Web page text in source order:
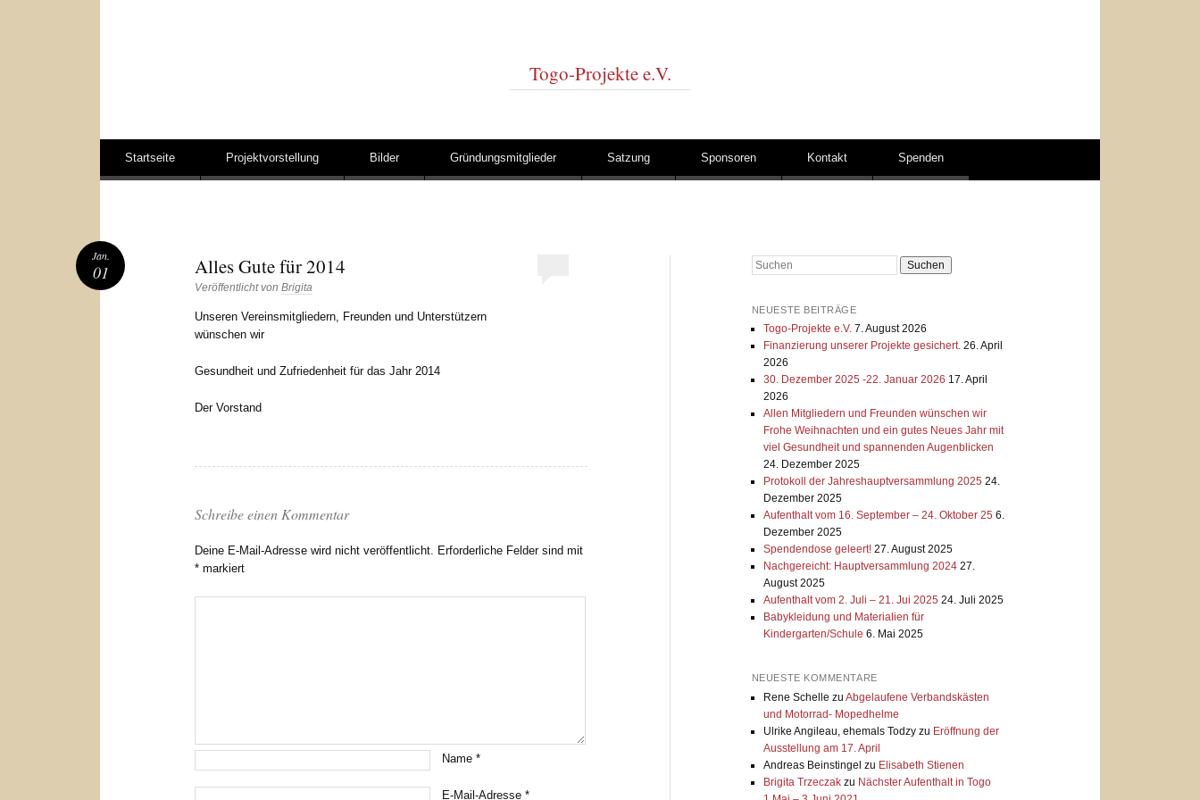
Togo-Projekte e.V.
Springe zum Inhalt
Startseite Projektvorstellung Bilder Gründungsmitglieder Satzung Sponsoren Kontakt Spenden
Alles Gute für 2014
Veröffentlicht von Brigita
Unseren Vereinsmitgliedern, Freunden und Unterstützern
wünschen wir
Gesundheit und Zufriedenheit für das Jahr 2014
Der Vorstand
Jan.
01
Schreibe einen Kommentar
Deine E-Mail-Adresse wird nicht veröffentlicht. Erforderliche Felder sind mit
* markiert
Name *
E-Mail-Adresse *
Suchen
NEUESTE BEITRÄGE
Togo-Projekte e.V. 7. August 2026
Finanzierung unserer Projekte gesichert. 26. April
2026
30. Dezember 2025 -22. Januar 2026 17. April
2026
Allen Mitgliedern und Freunden wünschen wir
Frohe Weihnachten und ein gutes Neues Jahr mit
viel Gesundheit und spannenden Augenblicken
24. Dezember 2025
Protokoll der Jahreshauptversammlung 2025 24.
Dezember 2025
Aufenthalt vom 16. September – 24. Oktober 25 6.
Dezember 2025
Spendendose geleert! 27. August 2025
Nachgereicht: Hauptversammlung 2024 27.
August 2025
Aufenthalt vom 2. Juli – 21. Jui 2025 24. Juli 2025
Babykleidung und Materialien für
Kindergarten/Schule 6. Mai 2025
NEUESTE KOMMENTARE
Rene Schelle zu Abgelaufene Verbandskästen
und Motorrad- Mopedhelme
Ulrike Angileau, ehemals Todzyzu Eröffnung der
Ausstellung am 17. April
Andreas Beinstingel zu Elisabeth Stienen
Brigita Trzeczakzu Nächster Aufenthalt in Togo